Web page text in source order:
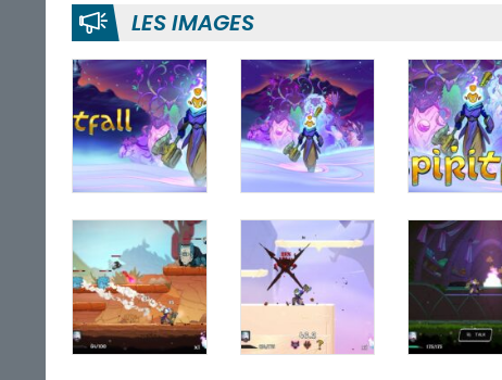
LES IMAGES